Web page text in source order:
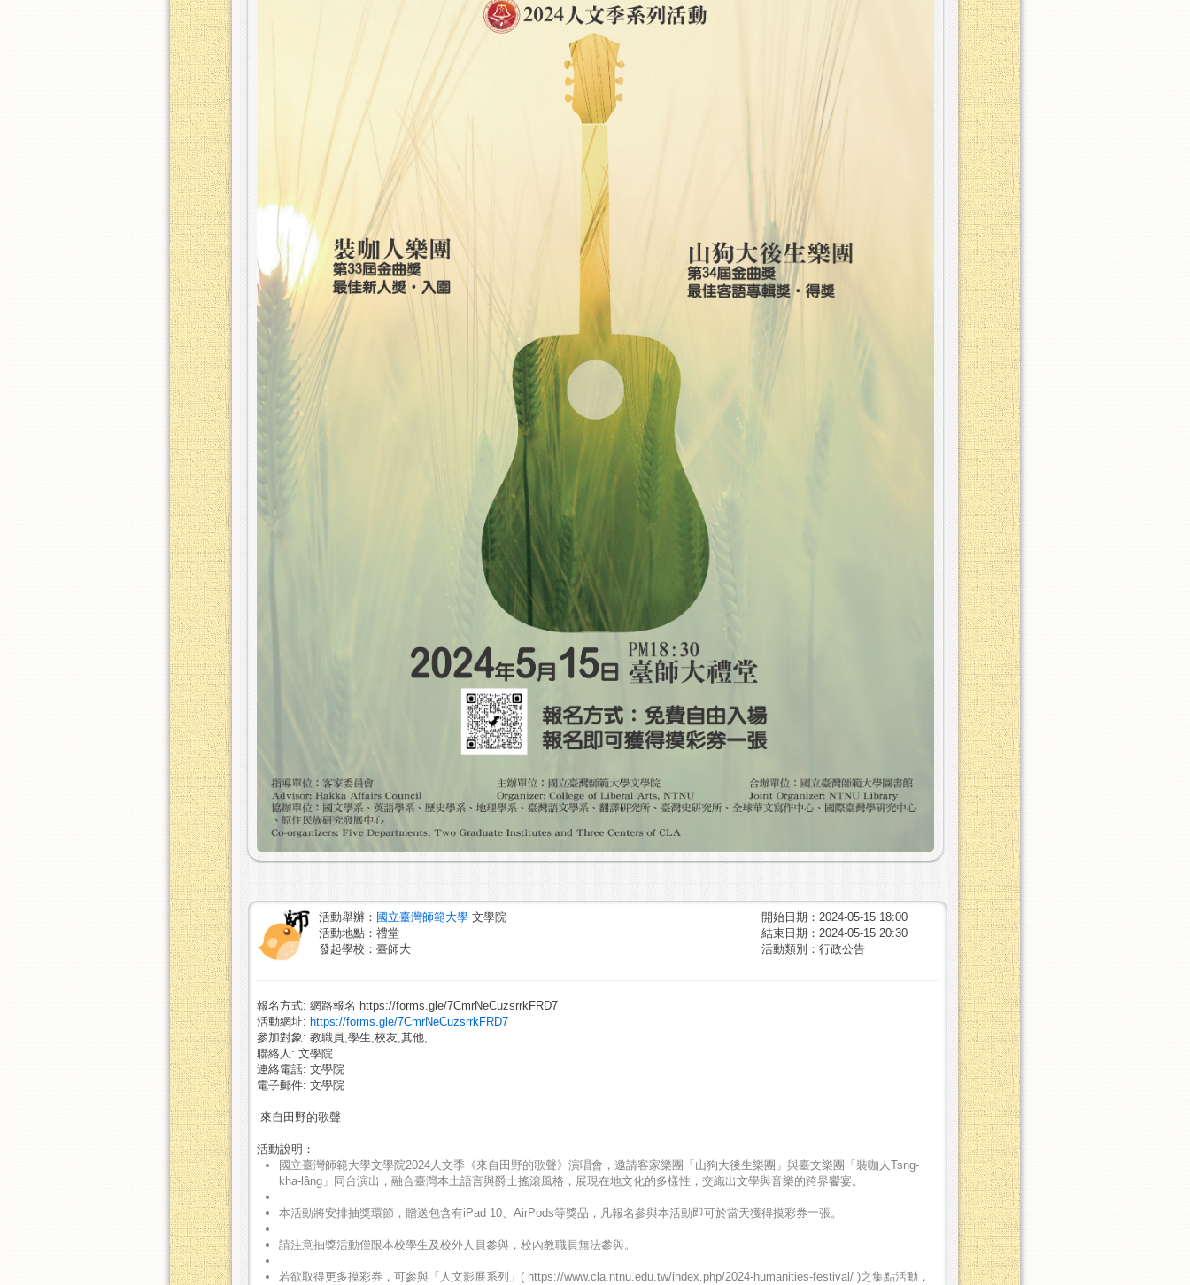
活動舉辦： 國立臺灣師範大學 文學院
活動地點：禮堂
發起學校：臺師大
開始日期：2024-05-15 18:00
結束日期：2024-05-15 20:30
活動類別：行政公告
報名方式: 網路報名 https://forms.gle/7CmrNeCuzsrrkFRD7
活動網址: https://forms.gle/7CmrNeCuzsrrkFRD7
參加對象: 教職員,學生,校友,其他,
聯絡人: 文學院
連絡電話: 文學院
電子郵件: 文學院
來自田野的歌聲
活動說明：
國立臺灣師範大學文學院2024人文季《來自田野的歌聲》演唱會，邀請客家樂團「山狗大後生樂團」與臺文樂團「裝咖人Tsng-
kha-lâng」同台演出，融合臺灣本土語言與爵士搖滾風格，展現在地文化的多樣性，交織出文學與音樂的跨界饗宴。
本活動將安排抽獎環節，贈送包含有iPad 10、AirPods等獎品，凡報名參與本活動即可於當天獲得摸彩券一張。
請注意抽獎活動僅限本校學生及校外人員參與，校內教職員無法參與。
若欲取得更多摸彩券，可參與「人文影展系列」( https://www.cla.ntnu.edu.tw/index.php/2024-humanities-festival/ )之集點活動，